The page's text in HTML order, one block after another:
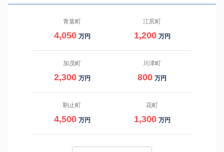
青葉町
4,050 万円
江尻町
1,200 万円
加茂町
2,300 万円
川津町
800 万円
駒止町
4,500 万円
花町
1,300 万円